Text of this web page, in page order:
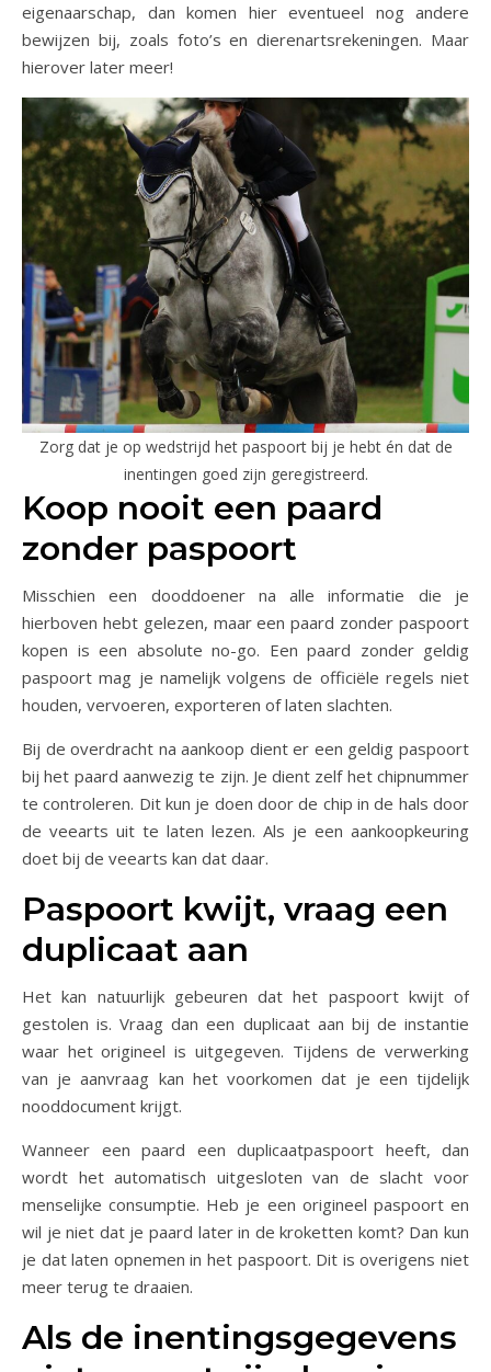
eigenaarschap, dan komen hier eventueel nog andere
bewijzen bij, zoals foto’s en dierenartsrekeningen. Maar
hierover later meer!
Zorg dat je op wedstrijd het paspoort bij je hebt én dat de
inentingen goed zijn geregistreerd.
Koop nooit een paard
zonder paspoort
Misschien een dooddoener na alle informatie die je
hierboven hebt gelezen, maar een paard zonder paspoort
kopen is een absolute no-go. Een paard zonder geldig
paspoort mag je namelijk volgens de officiële regels niet
houden, vervoeren, exporteren of laten slachten.
Bij de overdracht na aankoop dient er een geldig paspoort
bij het paard aanwezig te zijn. Je dient zelf het chipnummer
te controleren. Dit kun je doen door de chip in de hals door
de veearts uit te laten lezen. Als je een aankoopkeuring
doet bij de veearts kan dat daar.
Paspoort kwijt, vraag een
duplicaat aan
Het kan natuurlijk gebeuren dat het paspoort kwijt of
gestolen is. Vraag dan een duplicaat aan bij de instantie
waar het origineel is uitgegeven. Tijdens de verwerking
van je aanvraag kan het voorkomen dat je een tijdelijk
nooddocument krijgt.
Wanneer een paard een duplicaatpaspoort heeft, dan
wordt het automatisch uitgesloten van de slacht voor
menselijke consumptie. Heb je een origineel paspoort en
wil je niet dat je paard later in de kroketten komt? Dan kun
je dat laten opnemen in het paspoort. Dit is overigens niet
meer terug te draaien.
Als de inentingsgegevens